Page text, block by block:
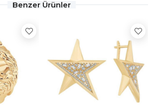
Benzer Ürünler